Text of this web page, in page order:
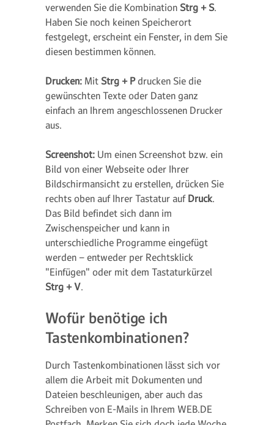
verwenden Sie die Kombination Strg + S.
Haben Sie noch keinen Speicherort
festgelegt, erscheint ein Fenster, in dem Sie
diesen bestimmen können.
Drucken: Mit Strg + Pdrucken Sie die
gewünschten Texte oder Daten ganz
einfach an Ihrem angeschlossenen Drucker
aus.
Screenshot: Um einen Screenshot bzw. ein
Bild von einer Webseite oder Ihrer
Bildschirmansicht zu erstellen, drücken Sie
rechts oben auf Ihrer Tastatur auf Druck.
Das Bild befindet sich dann im
Zwischenspeicher und kann in
unterschiedliche Programme eingefügt
werden – entweder per Rechtsklick
"Einfügen" oder mit dem Tastaturkürzel
Strg + V.
Wofür benötige ich
Tastenkombinationen?
Durch Tastenkombinationen lässt sich vor
allem die Arbeit mit Dokumenten und
Dateien beschleunigen, aber auch das
Schreiben von E-Mails in Ihrem WEB.DE